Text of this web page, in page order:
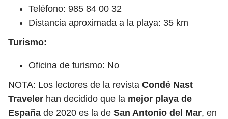
Teléfono: 985 84 00 32
Distancia aproximada a la playa: 35 km
Turismo:
Oficina de turismo: No
NOTA: Los lectores de la revista Condé Nast
Traveler han decidido que la mejor playa de
España de 2020 es la de San Antonio del Mar, en